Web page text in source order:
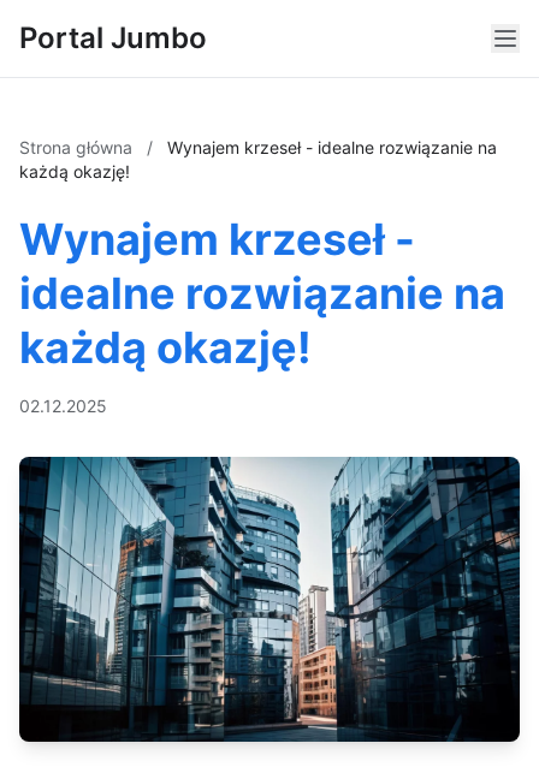
Portal Jumbo
Strona główna /
Wynajem krzeseł - idealne rozwiązanie na
każdą okazję!
Wynajem krzeseł -
idealne rozwiązanie na
każdą okazję!
02.12.2025